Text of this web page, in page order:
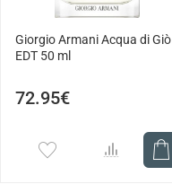
Giorgio Armani Acqua di Giò
EDT 50 ml
72.95€